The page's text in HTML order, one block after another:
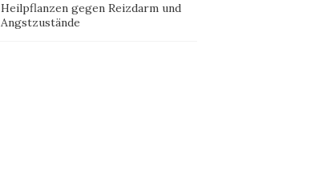
Heilpflanzen gegen Reizdarm und
Angstzustände